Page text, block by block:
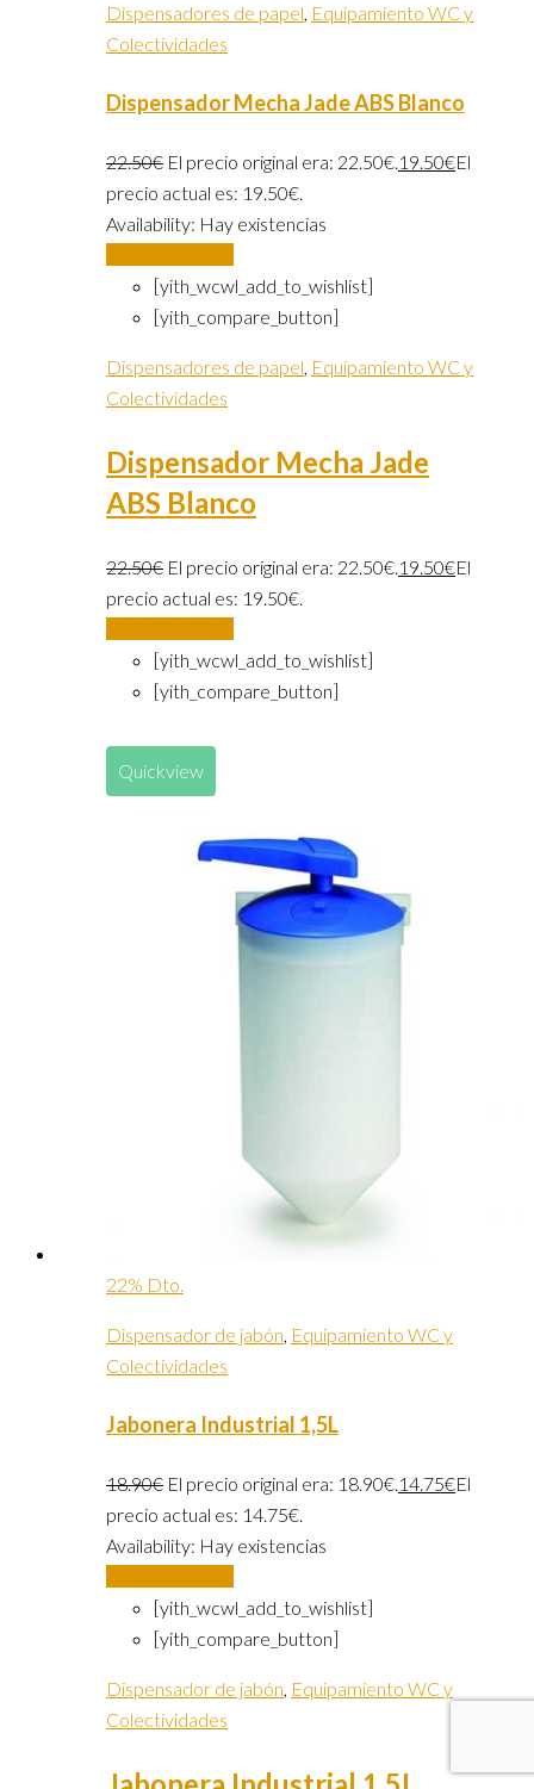
Dispensadores de papel, Equipamiento WC y
Colectividades
Dispensador Mecha Jade ABS Blanco
22.50€ El precio original era: 22.50€.19.50€El
precio actual es: 19.50€.
Availability: Hay existencias
[yith_wcwl_add_to_wishlist]
[yith_compare_button]
Dispensadores de papel, Equipamiento WC y
Colectividades
Dispensador Mecha Jade
ABS Blanco
22.50€ El precio original era: 22.50€.19.50€El
precio actual es: 19.50€.
[yith_wcwl_add_to_wishlist]
[yith_compare_button]
Quickview
22% Dto.
Dispensador de jabón, Equipamiento WC y
Colectividades
Jabonera Industrial 1,5L
18.90€ El precio original era: 18.90€.14.75€El
precio actual es: 14.75€.
Availability: Hay existencias
[yith_wcwl_add_to_wishlist]
[yith_compare_button]
Dispensador de jabón, Equipamiento WC y
Colectividades